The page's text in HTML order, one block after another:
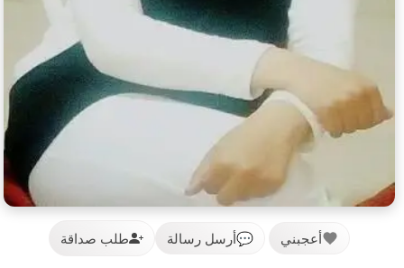
أعجبني 💬أرسل رسالة طلب صداقة